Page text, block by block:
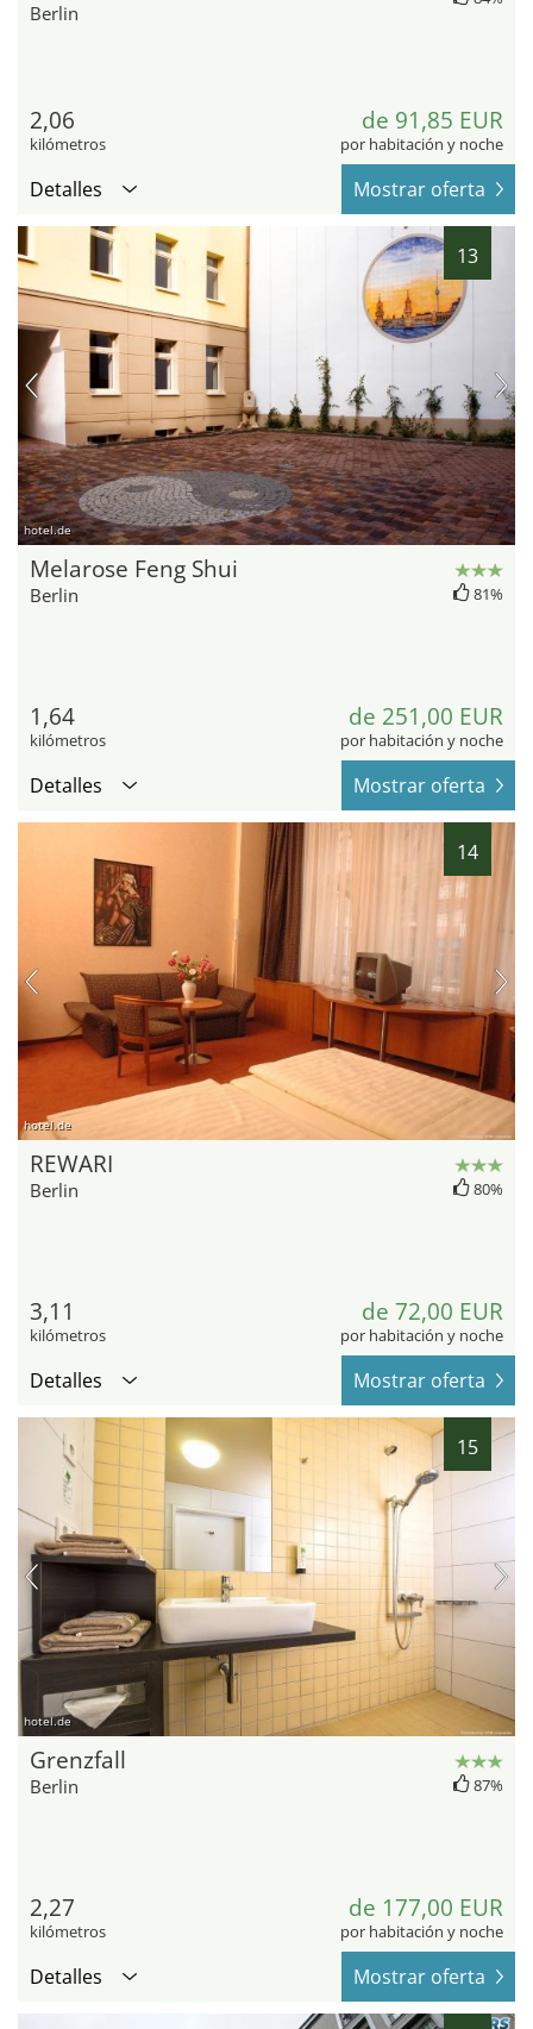
Berlin
2,06
kilómetros
de 91,85 EUR
por habitación y noche
Detalles Mostrar oferta
13
hotel.de
Melarose Feng Shui
Berlin 81%
1,64
kilómetros
de 251,00 EUR
por habitación y noche
Detalles Mostrar oferta
14
hotel.de
REWARI
Berlin 80%
3,11
kilómetros
de 72,00 EUR
por habitación y noche
Detalles Mostrar oferta
15
hotel.de
Grenzfall
Berlin 87%
2,27
kilómetros
de 177,00 EUR
por habitación y noche
Detalles Mostrar oferta